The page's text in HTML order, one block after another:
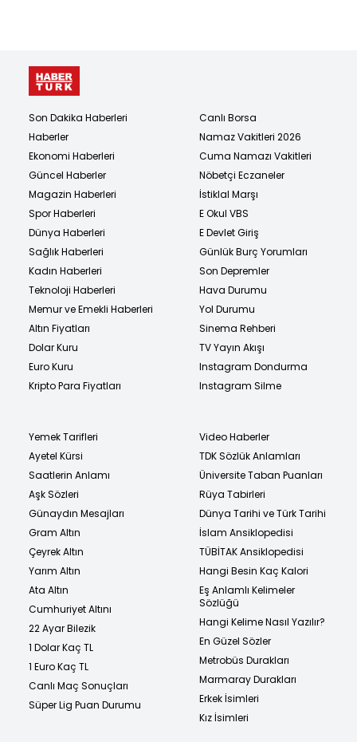
Son Dakika Haberleri
Haberler
Ekonomi Haberleri
Güncel Haberler
Magazin Haberleri
Spor Haberleri
Dünya Haberleri
Sağlık Haberleri
Kadın Haberleri
Teknoloji Haberleri
Memur ve Emekli Haberleri
Altın Fiyatları
Dolar Kuru
Euro Kuru
Kripto Para Fiyatları
Canlı Borsa
Namaz Vakitleri 2026
Cuma Namazı Vakitleri
Nöbetçi Eczaneler
İstiklal Marşı
E Okul VBS
E Devlet Giriş
Günlük Burç Yorumları
Son Depremler
Hava Durumu
Yol Durumu
Sinema Rehberi
TV Yayın Akışı
Instagram Dondurma
Instagram Silme
Yemek Tarifleri
Ayetel Kürsi
Saatlerin Anlamı
Aşk Sözleri
Günaydın Mesajları
Gram Altın
Çeyrek Altın
Yarım Altın
Ata Altın
Cumhuriyet Altını
22 Ayar Bilezik
1 Dolar Kaç TL
1 Euro Kaç TL
Canlı Maç Sonuçları
Süper Lig Puan Durumu
Video Haberler
TDK Sözlük Anlamları
Üniversite Taban Puanları
Rüya Tabirleri
Dünya Tarihi ve Türk Tarihi
İslam Ansiklopedisi
TÜBİTAK Ansiklopedisi
Hangi Besin Kaç Kalori
Eş Anlamlı Kelimeler
Sözlüğü
Hangi Kelime Nasıl Yazılır?
En Güzel Sözler
Metrobüs Durakları
Marmaray Durakları
Erkek İsimleri
Kız İsimleri